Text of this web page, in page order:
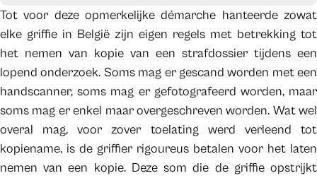
Tot voor deze opmerkelijke démarche hanteerde zowat
elke griffie in België zijn eigen regels met betrekking tot
het nemen van kopie van een strafdossier tijdens een
lopend onderzoek. Soms mag er gescand worden met een
handscanner, soms mag er gefotografeerd worden, maar
soms mag er enkel maar overgeschreven worden. Wat wel
overal mag, voor zover toelating werd verleend tot
kopiename, is de griffier rigoureus betalen voor het laten
nemen van een kopie. Deze som die de griffie opstrijkt